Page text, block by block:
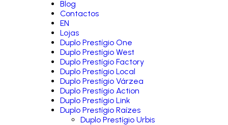
Blog
Contactos
EN
Lojas
Duplo Prestígio One
Duplo Prestígio West
Duplo Prestígio Factory
Duplo Prestígio Local
Duplo Prestígio Várzea
Duplo Prestígio Action
Duplo Prestígio Link
Duplo Prestígio Raízes
Duplo Prestígio Urbis